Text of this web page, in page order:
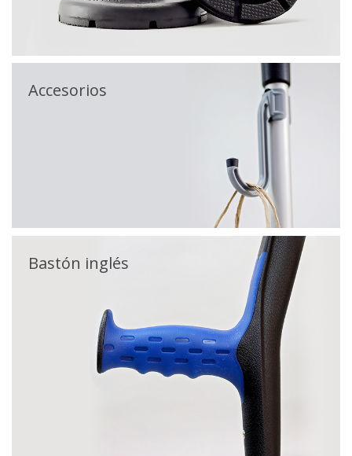
Accesorios
Bastón inglés